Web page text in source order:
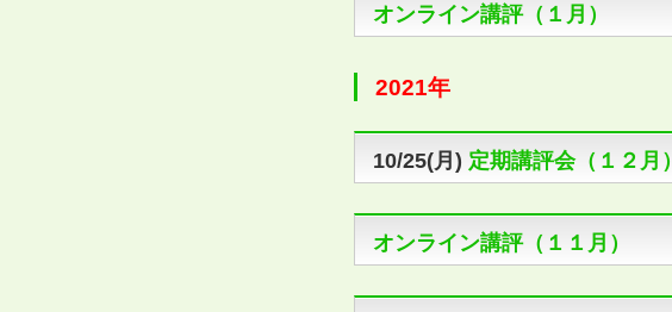
オンライン講評（１月）
2021年
10/25(月) 定期講評会（１２月）
オンライン講評（１１月）